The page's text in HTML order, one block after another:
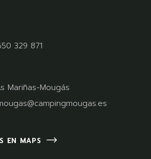
329 871
Mariñas-Mougás
EN MAPS